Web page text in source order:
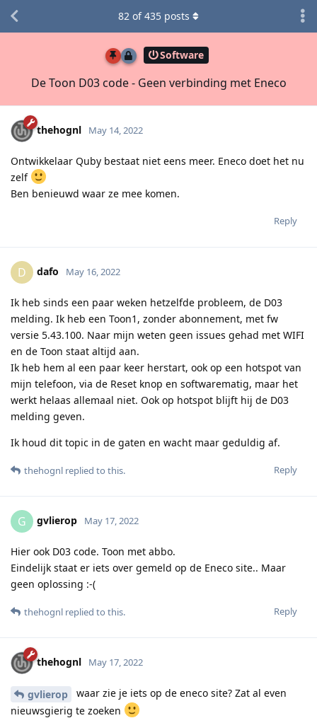
Software
De Toon D03 code - Geen verbinding met Eneco
82 of435 posts
thehognl May 14, 2022
Ontwikkelaar Quby bestaat niet eens meer. Eneco doet het nu
zelf
Ben benieuwd waar ze mee komen.
Reply
D dafo May 16, 2022
Ik heb sinds een paar weken hetzelfde probleem, de D03
melding. Ik heb een Toon1, zonder abonnement, met fw
versie 5.43.100. Naar mijn weten geen issues gehad met WIFI
en de Toon staat altijd aan.
Ik heb hem al een paar keer herstart, ook op een hotspot van
mijn telefoon, via de Reset knop en softwarematig, maar het
werkt helaas allemaal niet. Ook op hotspot blijft hij de D03
melding geven.
Ik houd dit topic in de gaten en wacht maar geduldig af.
Reply
thehognl replied to this.
G gvlierop May 17, 2022
Hier ook D03 code. Toon met abbo.
Eindelijk staat er iets over gemeld op de Eneco site.. Maar
geen oplossing :-(
Reply
thehognl replied to this.
thehognl May 17, 2022
gvlierop
waar zie je iets op de eneco site? Zat al even
nieuwsgierig te zoeken